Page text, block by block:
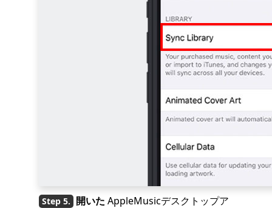
開いた AppleMusicデスクトップア